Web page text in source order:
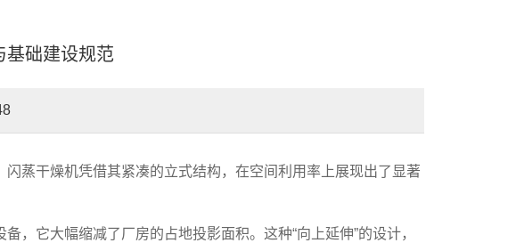
基础建设规范
蒸干燥机凭借其紧凑的立式结构，在空间利用率上展现出了显著
，它大幅缩减了厂房的占地投影面积。这种“向上延伸”的设计，